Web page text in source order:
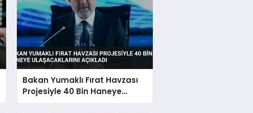
Bakan Yumaklı Fırat Havzası
Projesiyle 40 Bin Haneye
Ulaşacaklarını Açıkladı